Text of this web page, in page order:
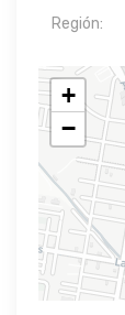
Región:
+
−